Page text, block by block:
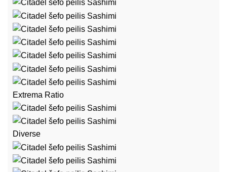
Extrema Ratio
Diverse